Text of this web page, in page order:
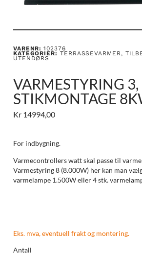
VARENR:102376
KATEGORIER: TERRASSEVARMER,
UTENDØRS
VARMESTYRING 3,
STIKMONTAGE
Kr14994,00
For indbygning.
Varmecontrollers watt skal passe til
Varmestyring 8 (8.000W) her kan man
varmelampe 1.500W eller 4 stk.
Eks. mva, eventuell frakt og montering.
Antall